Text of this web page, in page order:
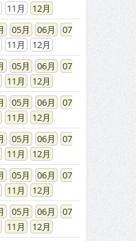
11
12
05 06
07
11
12
05 06
07
11
12
05 06
07
11
12
05 06
07
11
12
05 06
07
11
12
05 06
07
11
12